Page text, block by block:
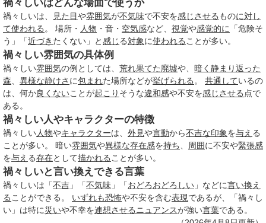
禍々しいはどんな場面で使うか
禍々しいは、 見た目や雰囲気が不気味で不安を感じさせる ものに対し
て使われる 。 場所・ 人物 ・音・ 空気感など、 視覚や感覚的に
「危険そ
う」「近づき たくない」と感じる対象に使われる ことが多い。
禍々しい雰囲気の具体例
禍々しい雰囲気の例としては、 荒れ果てた廃墟や、 暗く 静まり返った
森
異様な静けさ に包まれた場所などが挙げられる 。 共通しているの
は、何か良くないことが起こり そうな違和感や不安を感じさせる 点で
ある。
禍々しい人やキャラクターの特徴
禍々しい人物やキャラクターは、 外見や言動から不吉な印象を与え る
ことが多い。 暗い雰囲気や異様な存在感を持ち 周囲に不安や緊張感
を与え る存在として描かれる ことが多い。
禍々しいと言い換えできる言葉
禍々しいは「不吉 」「不気味 」「おどろおどろしい 」などに言い換え
る ことができる。 いずれも恐怖や不安を含む表現であるが、「禍々し
い」は特に災いや不幸を連想させるニュアンスが強い言葉である。